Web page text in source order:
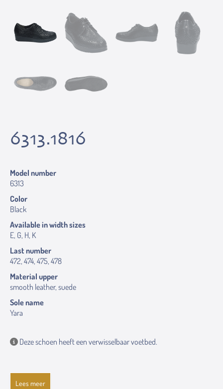
6313.1816
Model number
6313
Color
Black
Available in width sizes
E, G, H, K
Last number
472, 474, 475, 478
Material upper
smooth leather, suede
Sole name
Yara
Deze schoen heeft een verwisselbaar voetbed.
Lees meer